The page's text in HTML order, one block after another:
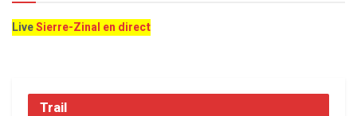
LiveSierre-Zinal en direct
Trail